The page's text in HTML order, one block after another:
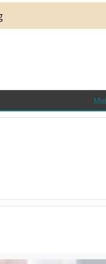
auch richtig in
Trauringe-
Sendung zu